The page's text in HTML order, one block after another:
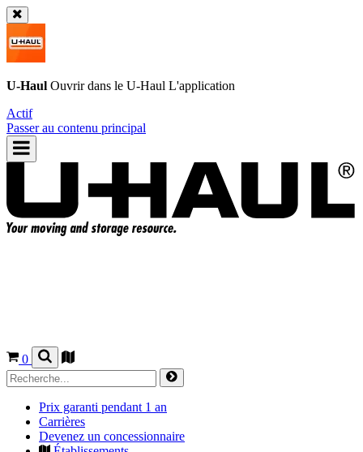
U-Haul Ouvrir dans le U-Haul L'application
Actif
Passer au contenu principal
0
Prix garanti pendant 1 an
Carrières
Devenez un concessionnaire